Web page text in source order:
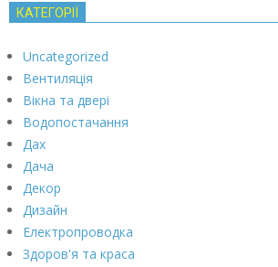
КАТЕГОРІЇ
Uncategorized
Вентиляція
Вікна та двері
Водопостачання
Дах
Дача
Декор
Дизайн
Електропроводка
Здоров'я та краса